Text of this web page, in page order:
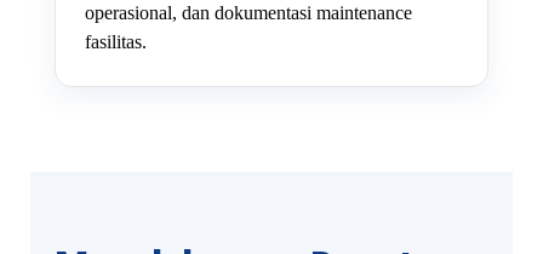
operasional, dan dokumentasi maintenance
fasilitas.